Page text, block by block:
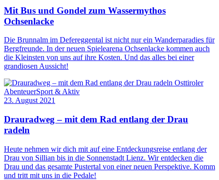
Mit Bus und Gondel zum Wassermythos
Ochsenlacke
Die Brunnalm im Defereggental ist nicht nur ein Wanderparadies für
Bergfreunde. In der neuen Spielearena Ochsenlacke kommen auch
die Kleinsten von uns auf ihre Kosten. Und das alles bei einer
grandiosen Aussicht!
Osttiroler
AbenteuerSport & Aktiv
23. August 2021
Drauradweg – mit dem Rad entlang der Drau
radeln
Heute nehmen wir dich mit auf eine Entdeckungsreise entlang der
Drau von Sillian bis in die Sonnenstadt Lienz. Wir entdecken die
Drau und das gesamte Pustertal von einer neuen Perspektive. Komm
und tritt mit uns in die Pedale!